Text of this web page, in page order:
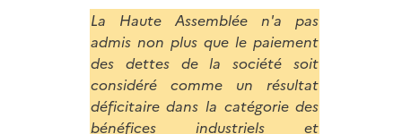
La Haute Assemblée n'a pas
admis non plus que le paiement
des dettes de la société soit
considéré comme un résultat
déficitaire dans la catégorie des
bénéfices industriels et